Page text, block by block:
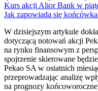
Kurs akcji Alior Bank w
Jak zapowiada się
W dzisiejszym artykule
dotyczącą notowań akcji
na rynku finansowym z
spojrzenie skierowane
Pekao SA w ostatnich
przeprowadzając analizę
na prognozy